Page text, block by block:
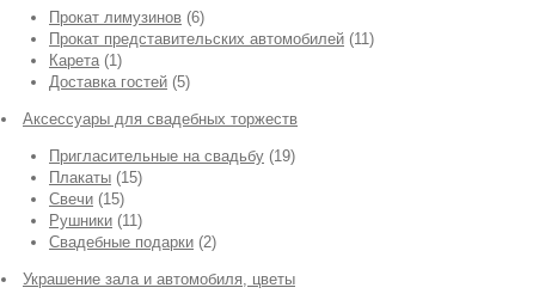
Прокат лимузинов (6)
Прокат представительских автомобилей (11)
Карета(1)
Доставка гостей (5)
Аксессуары для свадебных торжеств
Пригласительные на свадьбу (19)
Плакаты (15)
Свечи (15)
Рушники (11)
Свадебные подарки (2)
Украшение зала и автомобиля, цветы